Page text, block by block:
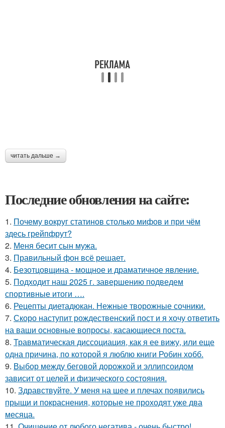
читать дальше →
Последние обновления на сайте:
1. Почему вокруг статинов столько мифов и при чём
здесь грейпфрут?
2. Меня бесит сын мужа.
3. Правильный фон всё решает.
4. Безотцовщина - мощное и драматичное явление.
5. Подходит наш 2025 г. завершению подведем
спортивные итоги ….
6. Рецепты диетадюкан. Нежные творожные сочники.
7. Скоро наступит рождественский пост и я хочу ответить
на ваши основные вопросы, касающиеся поста.
8. Травматическая диссоциация, как я ее вижу, или еще
одна причина, по которой я люблю книги Робин хобб.
9. Выбор между беговой дорожкой и эллипсоидом
зависит от целей и физического состояния.
10. Здравствуйте. У меня на шее и плечах появились
прыщи и покраснения, которые не проходят уже два
месяца.